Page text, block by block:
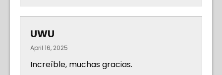
UWU
April 16, 2025
Increíble, muchas gracias.